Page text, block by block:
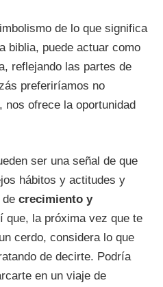
de lo que significa
biblia, puede actuar como
reflejando las partes de
preferiríamos no
nos ofrece la oportunidad
ser una señal de que
hábitos y actitudes y
de crecimiento y
que, la próxima vez que te
cerdo, considera lo que
de decirte. Podría
en un viaje de